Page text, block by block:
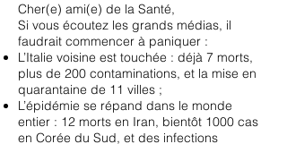
Cher(e) ami(e) de la Santé,
Si vous écoutez les grands médias, il
faudrait commencer à paniquer :
L’Italie voisine est touchée : déjà 7 morts,
plus de 200 contaminations, et la mise en
quarantaine de 11 villes ;
L’épidémie se répand dans le monde
entier : 12 morts en Iran, bientôt 1000 cas
en Corée du Sud, et des infections